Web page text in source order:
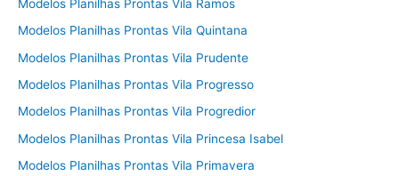
Modelos Planilhas Prontas Vila Ramos
Modelos Planilhas Prontas Vila Quintana
Modelos Planilhas Prontas Vila Prudente
Modelos Planilhas Prontas Vila Progresso
Modelos Planilhas Prontas Vila Progredior
Modelos Planilhas Prontas Vila Princesa Isabel
Modelos Planilhas Prontas Vila Primavera